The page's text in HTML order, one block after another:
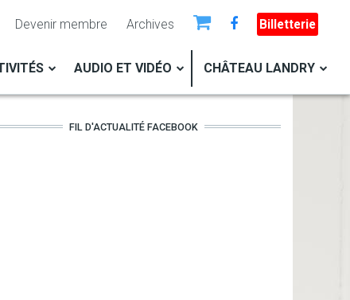
Devenir membre Archives Billetterie
AUDIO ET VIDÉO CHÂTEAU LANDRY
FIL D'ACTUALITÉ FACEBOOK